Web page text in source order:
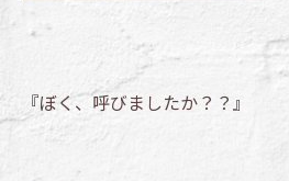
『ぼく、呼びましたか？？』